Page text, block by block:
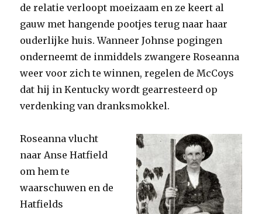
de relatie verloopt moeizaam en ze keert al
gauw met hangende pootjes terug naar haar
ouderlijke huis. Wanneer Johnse pogingen
onderneemt de inmiddels zwangere Roseanna
weer voor zich te winnen, regelen de McCoys
dat hij in Kentucky wordt gearresteerd op
verdenking van dranksmokkel.
Roseanna vlucht
naar Anse Hatfield
om hem te
waarschuwen en de
Hatfields